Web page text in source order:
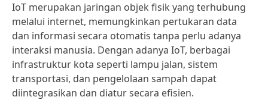
IoT merupakan jaringan objek fisik yang terhubung
melalui internet, memungkinkan pertukaran data
dan informasi secara otomatis tanpa perlu adanya
interaksi manusia. Dengan adanya IoT, berbagai
infrastruktur kota seperti lampu jalan, sistem
transportasi, dan pengelolaan sampah dapat
diintegrasikan dan diatur secara efisien.